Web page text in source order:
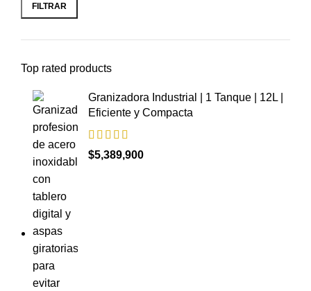
FILTRAR
Top rated products
Granizadora Industrial | 1 Tanque | 12L |
Eficiente y Compacta
$5,389,900